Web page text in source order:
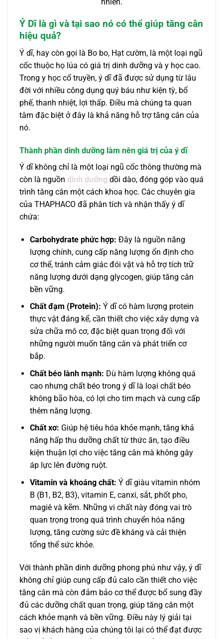
Ý Dĩ là gì và tại sao nó có thể giúp tăng cân
hiệu quả?
Ý dĩ, hay còn gọi là Bo bo, Hạt cườm, là một loại ngũ
cốc thuộc họ lúa có giá trị dinh dưỡng và y học cao.
Trong y học cổ truyền, ý dĩ đã được sử dụng từ lâu
đời với nhiều công dụng quý báu như kiện tỳ, bổ
phế, thanh nhiệt, lợi thấp. Điều mà chúng ta quan
tâm đặc biệt ở đây là khả năng hỗ trợ tăng cân của
nó.
Thành phần dinh dưỡng làm nên giá trị của ý dĩ
Ý dĩ không chỉ là một loại ngũ cốc thông thường mà
còn là nguồn dinh dưỡng dồi dào, đóng góp vào quá
trình tăng cân một cách khoa học. Các chuyên gia
của THAPHACO đã phân tích và nhận thấy ý dĩ
chứa:
Carbohydrate phức hợp: Đây là nguồn năng
lượng chính, cung cấp năng lượng ổn định cho
cơ thể, tránh cảm giác đói vặt và hỗ trợ tích trữ
năng lượng dưới dạng glycogen, giúp tăng cân
bền vững.
Chất đạm (Protein): Ý dĩ có hàm lượng protein
thực vật đáng kể, cần thiết cho việc xây dựng và
sửa chữa mô cơ, đặc biệt quan trọng đối với
những người muốn tăng cân và phát triển cơ
bắp.
Chất béo lành mạnh: Dù hàm lượng không quá
cao nhưng chất béo trong ý dĩ là loại chất béo
không bão hòa, có lợi cho tim mạch và cung cấp
thêm năng lượng.
Chất xơ: Giúp hệ tiêu hóa khỏe mạnh, tăng khả
năng hấp thu dưỡng chất từ thức ăn, tạo điều
kiện thuận lợi cho việc tăng cân mà không gây
áp lực lên đường ruột.
Vitamin và khoáng chất: Ý dĩ giàu vitamin nhóm
B (B1, B2, B3), vitamin E, canxi, sắt, phốt pho,
magiê và kẽm. Những vi chất này đóng vai trò
quan trọng trong quá trình chuyển hóa năng
lượng, tăng cường sức đề kháng và cải thiện
tổng thể sức khỏe.
Với thành phần dinh dưỡng phong phú như vậy, ý dĩ
không chỉ giúp cung cấp đủ calo cần thiết cho việc
tăng cân mà còn đảm bảo cơ thể được bổ sung đầy
đủ các dưỡng chất quan trọng, giúp tăng cân một
cách khỏe mạnh và bền vững. Điều này lý giải tại
sao vị khách hàng của chúng tôi lại có thể đạt được